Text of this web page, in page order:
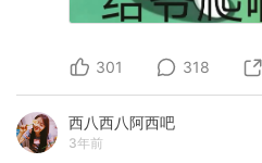
301 318
西八西八阿西吧
3年前